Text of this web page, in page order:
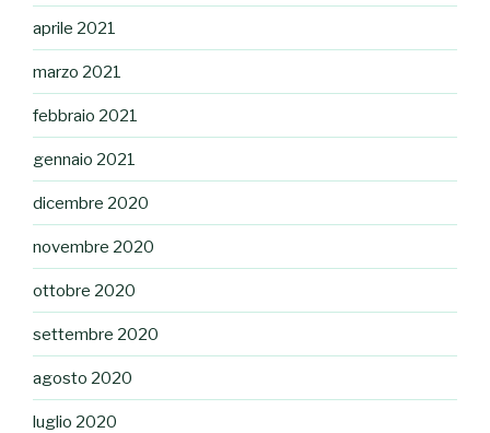
aprile 2021
marzo 2021
febbraio 2021
gennaio 2021
dicembre 2020
novembre 2020
ottobre 2020
settembre 2020
agosto 2020
luglio 2020